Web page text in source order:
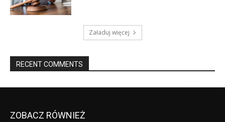
Załaduj więcej
RECENT COMMENTS
ZOBACZ RÓWNIEŻ